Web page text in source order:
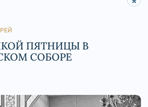
ПЯТНИЦЫ В
СОБОРЕ